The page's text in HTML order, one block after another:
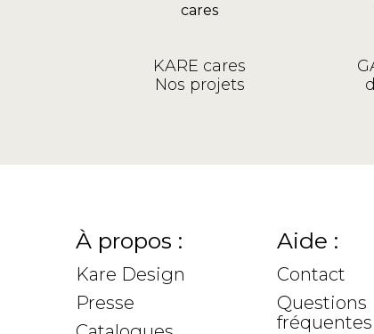
KARE cares
Nos projets
À propos :
Kare Design
Presse
Aide :
Contact
Questions
fréquentes